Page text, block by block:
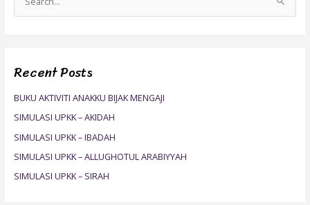
e
c
o
r
:
Recent Posts
BUKU AKTIVITI ANAKKU BIJAK MENGAJI
SIMULASI UPKK – AKIDAH
SIMULASI UPKK – IBADAH
SIMULASI UPKK – ALLUGHOTUL ARABIYYAH
SIMULASI UPKK – SIRAH